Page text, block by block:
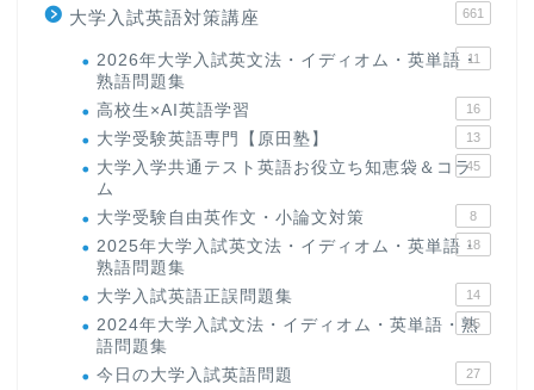
大学入試英語対策講座 661
2026年大学入試英文法・イディオム・英単語・
熟語問題集
11
高校生×AI英語学習 16
大学受験英語専門【原田塾】 13
大学入学共通テスト英語お役立ち知恵袋＆コラ
ム
45
大学受験自由英作文・小論文対策 8
2025年大学入試英文法・イディオム・英単語・
熟語問題集
18
大学入試英語正誤問題集 14
2024年大学入試文法・イディオム・英単語・熟
語問題集
15
今日の大学入試英語問題 27